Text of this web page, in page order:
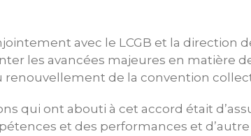
avec le LCGB et la direction
les avancées majeures en matière
renouvellement de la convention
qui ont abouti à cet accord était
et des performances et